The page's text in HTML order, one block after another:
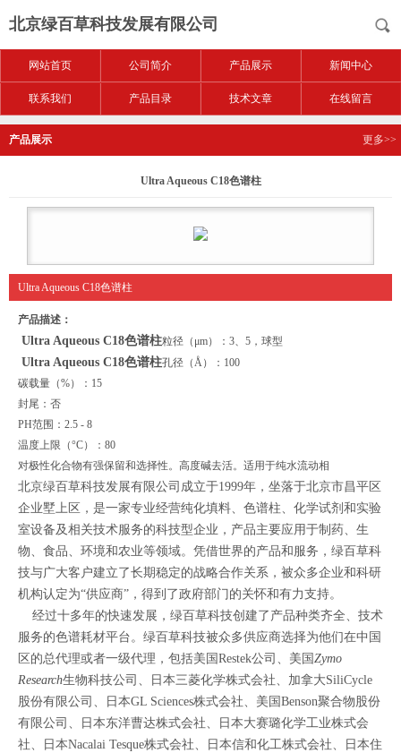
北京绿百草科技发展有限公司
网站首页 公司简介 产品展示 新闻中心
联系我们 产品目录 技术文章 在线留言
产品展示 更多>>
Ultra Aqueous C18色谱柱
Ultra Aqueous C18色谱柱
产品描述：
Ultra Aqueous C18色谱柱粒径（μm）：3、5，球型
Ultra Aqueous C18色谱柱孔径（Å）：100
碳载量（%）：15
封尾：否
PH范围：2.5 - 8
温度上限（°C）：80
对极性化合物有强保留和选择性。高度碱去活。适用于纯水流动相
北京绿百草科技发展有限公司成立于1999年，坐落于北京市昌平区
企业墅上区，是一家专业经营纯化填料、色谱柱、化学试剂和实验
室设备及相关技术服务的科技型企业，产品主要应用于制药、生
物、食品、环境和农业等领域。凭借世界的产品和服务，绿百草科
技与广大客户建立了长期稳定的战略合作关系，被众多企业和科研
机构认定为“供应商”，得到了政府部门的关怀和有力支持。
经过十多年的快速发展，绿百草科技创建了产品种类齐全、技术
服务的色谱耗材平台。绿百草科技被众多供应商选择为他们在中国
区的总代理或者一级代理，包括美国 Restek公司、美国 Zymo
Research生物科技公司、
日本三菱化学株式会社、加拿大SiliCycle
股份有限公司、日本GL Sciences株式会社、美国Benson聚合物股份
有限公司、日本东洋曹达株式会社、日本大赛璐化学工业株式会
社、日本Nacalai Tesque株式会社、日本信和化工株式会社、日本住